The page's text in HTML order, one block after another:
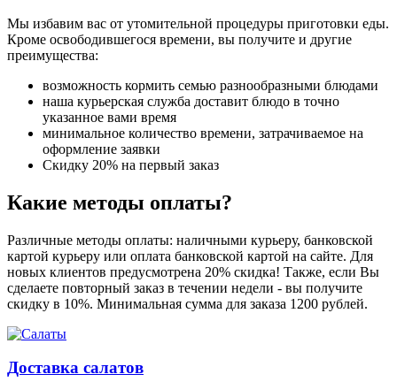
Мы избавим вас от утомительной процедуры приготовки еды.
Кроме освободившегося времени, вы получите и другие
преимущества:
возможность кормить семью разнообразными блюдами
наша курьерская служба доставит блюдо в точно
указанное вами время
минимальное количество времени, затрачиваемое на
оформление заявки
Скидку 20% на первый заказ
Какие методы оплаты?
Различные методы оплаты: наличными курьеру, банковской
картой курьеру или оплата банковской картой на сайте. Для
новых клиентов предусмотрена 20% скидка! Также, если Вы
сделаете повторный заказ в течении недели - вы получите
скидку в 10%. Минимальная сумма для заказа 1200 рублей.
Доставка салатов